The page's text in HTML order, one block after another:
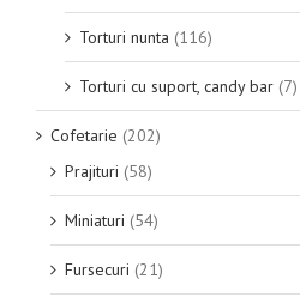
Torturi nunta (116)
Torturi cu suport, candy bar (7)
Cofetarie (202)
Prajituri (58)
Miniaturi (54)
Fursecuri (21)